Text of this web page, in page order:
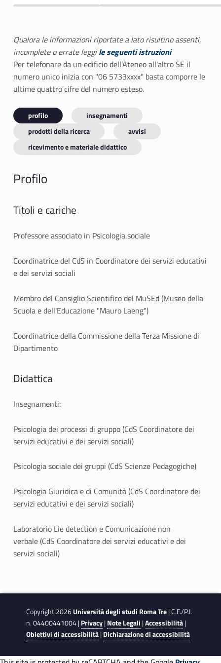
Qualora le informazioni riportate a lato risultino assenti,
incomplete o errate leggile seguenti istruzioni
Per telefonare da un edificio dell'Ateneo all'altro SE il
numero unico inizia con "06 5733xxxx" basta comporre le
ultime quattro cifre del numero esteso.
profilo
insegnamenti
prodotti della ricerca
avvisi
ricevimento e materiale didattico
Profilo
Titoli e cariche
Professore associato in Psicologia sociale
Coordinatrice del CdS in Coordinatore dei servizi educativi
e dei servizi sociali
Membro del Consiglio Scientifico del MuSEd (Museo della
Scuola e dell'Educazione "Mauro Laeng")
Coordinatrice della Commissione della Terza Missione di
Dipartimento
Didattica
Insegnamenti:
Psicologia dei processi di gruppo (CdS Coordinatore dei
servizi educativi e dei servizi sociali)
Psicologia sociale dei gruppi (CdS Scienze Pedagogiche)
Psicologia Giuridica e di Comunità (CdS Coordinatore dei
servizi educativi e dei servizi sociali)
Laboratorio Lie detection e Comunicazione non
verbale (CdS Coordinatore dei servizi educativi e dei
servizi sociali)
Copyright 2026Università degli studi Roma Tre| C.F./P.I.
n. 04400441004 |Privacy|Note Legali |Accessibilità|
Obiettivi di accessibilità|Dichiarazione di accessibilità